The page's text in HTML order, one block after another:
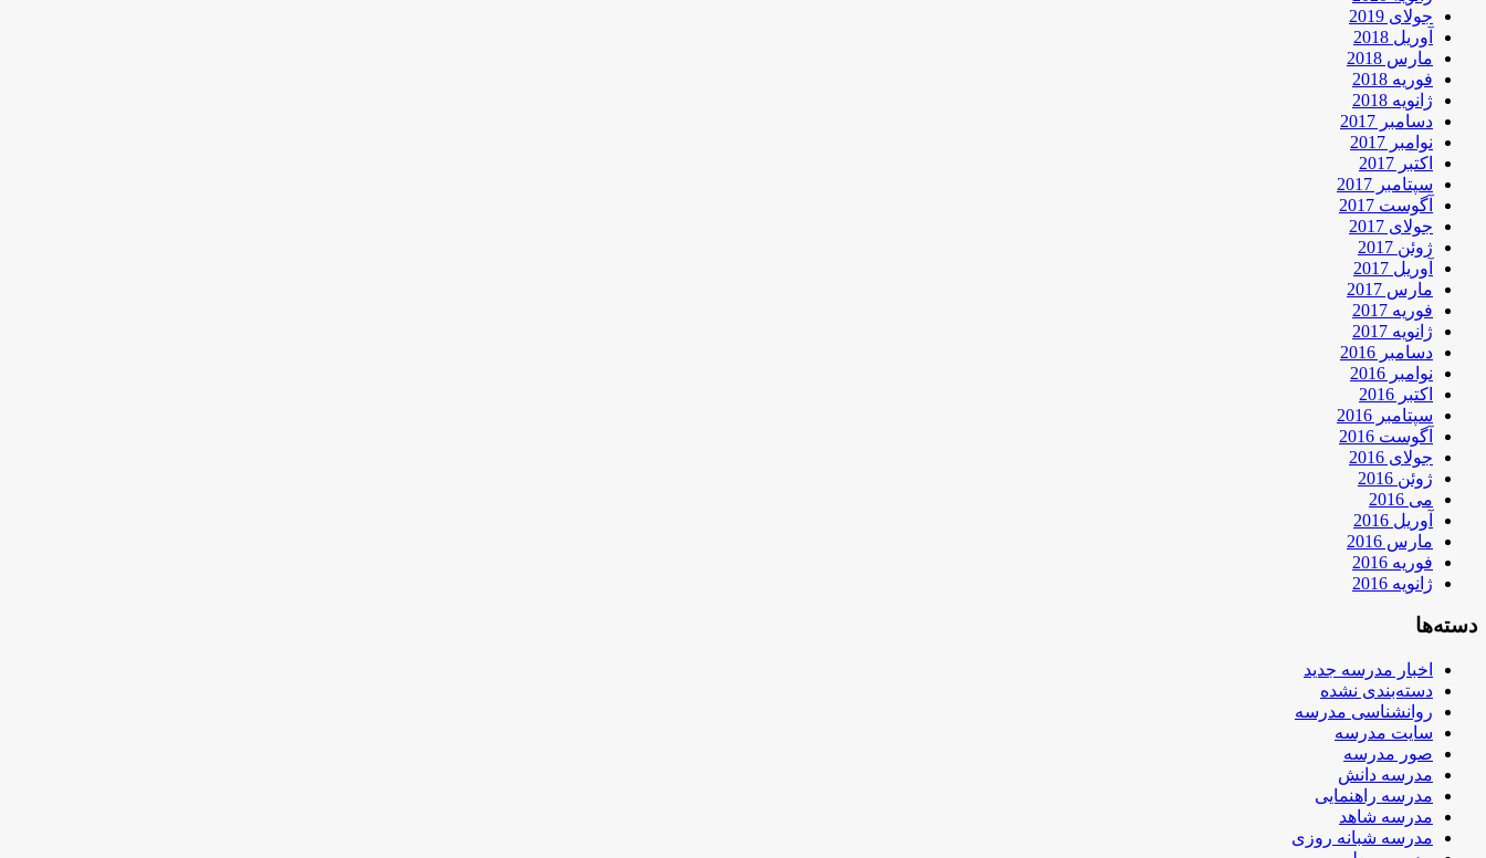
جولای 2019
آوریل 2018
مارس 2018
فوریه 2018
ژانویه 2018
دسامبر 2017
نوامبر 2017
اکتبر 2017
سپتامبر 2017
آگوست 2017
جولای 2017
ژوئن 2017
آوریل 2017
مارس 2017
فوریه 2017
ژانویه 2017
دسامبر 2016
نوامبر 2016
اکتبر 2016
سپتامبر 2016
آگوست 2016
جولای 2016
ژوئن 2016
می 2016
آوریل 2016
مارس 2016
فوریه 2016
ژانویه 2016
دسته‌ها
اخبار مدرسه جدید
دسته‌بندی نشده
روانشناسی مدرسه
سایت مدرسه
صور مدرسه
مدرسه دانش
مدرسه راهنمایی
مدرسه شاهد
مدرسه شبانه روزی